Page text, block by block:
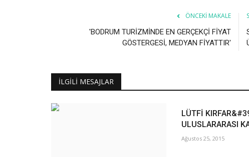
ÖNCEKI MAKALE
'BODRUM TURİZMİNDE EN GERÇEKÇİ FİYAT
GÖSTERGESİ, MEDYAN FİYATTIR'
İLGILI MESAJLAR
LÜTFİ
ULUSLARARASI
Ağustos 25, 2015